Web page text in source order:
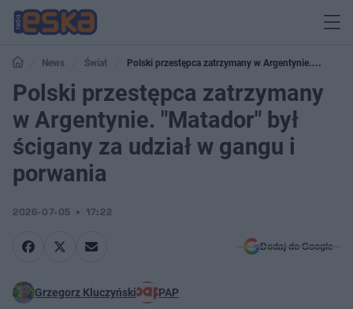
News Świat
Polski przestępca zatrzymany w Argentynie.
"Matador" był ścigany za udział w gangu i porwania
Polski przestępca zatrzymany
w Argentynie. "Matador" był
ścigany za udział w gangu i
porwania
2026-07-05 17:22
Dodaj do Google
Grzegorz Kluczyński PAP